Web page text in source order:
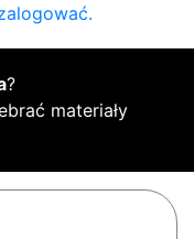
?
materiały